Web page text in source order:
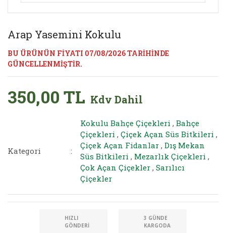
Arap Yasemini Kokulu
BU ÜRÜNÜN FİYATI 07/08/2026 TARİHİNDE
GÜNCELLENMİŞTİR.
350,00 TL Kdv Dahil
Kategori
Kokulu Bahçe Çiçekleri ,Bahçe
Çiçekleri ,Çiçek Açan Süs Bitkileri ,
Çiçek Açan Fidanlar ,Dış Mekan
Süs Bitkileri , Mezarlık Çiçekleri ,
Çok Açan Çiçekler ,Sarılıcı
Çiçekler
HIZLI
GÖNDERI
3 GÜNDE
KARGODA